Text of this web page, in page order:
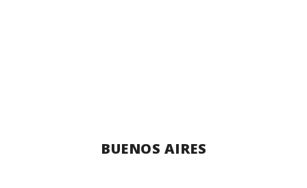
BUENOS AIRES